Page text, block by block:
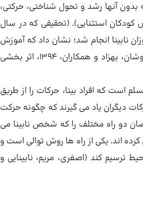
آنها رشد و تحول شناختی، حرکتی،
(کاکاوند، 1388، روانشناسی و آموزش کودکان استثنایی). (تحقیقی که در سال
نابینا انجام شد؛ نشان داد که آموزش
تحرک و جهت یابی بر کاهش خشم دانش آموزان نابینا موثر بوده است (آذر نیوشان، بهزاد و همکاران، 1394، اثر بخشی
بیان داشت که بدیهی و مسلم است که افراد بینا، حرکات را از طریق
دیگران یاد می گیرند که چگونه حرکت
دو راه مختلف را که شخص نابینا می
اند. یکی از راه ها روش توالی است و
ترسیم کند (اصغری، مریم، نابینایی و